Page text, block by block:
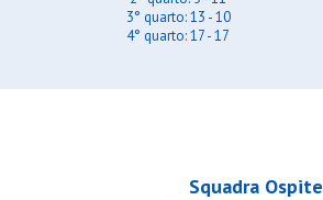
3° quarto: 13 - 10
4° quarto: 17 - 17
Squadra Ospite